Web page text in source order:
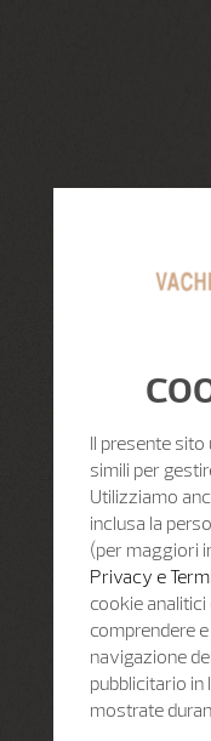
Il presente
simili per
Utilizziamo
inclusa la
(per maggiori
Privacy e
cookie analitici
comprendere
navigazione
pubblicitario in
mostrate